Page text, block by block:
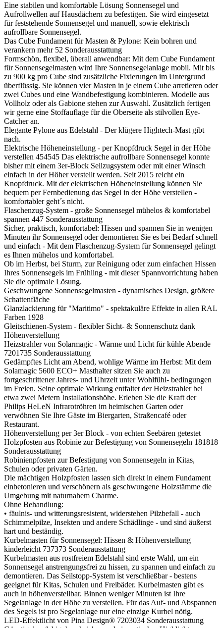
Eine stabilen und komfortable Lösung Sonnensegel und
Aufrollwellen auf Hausdächern zu befestigen. Sie wird eingesetzt
für feststehende Sonnensegel und manuell, sowie elektrisch
aufrollbare Sonnensegel.
Das Cube Fundament für Masten & Pylone: Kein bohren und
verankern mehr 52 Sonderausstattung
Formschön, flexibel, überall anwendbar: Mit dem Cube Fundament
für Sonnensegelmasten wird Ihre Sonnensegelanlage mobil. Mit bis
zu 900 kg pro Cube sind zusätzliche Fixierungen im Untergrund
überflüssig. Sie können vier Masten in je einem Cube arretieren oder
zwei Cubes und eine Wandbefestigung kombinieren. Modelle aus
Vollholz oder als Gabione stehen zur Auswahl. Zusätzlich fertigen
wir gerne eine Stoffauflage für die Oberseite als stilvollen Eye-
Catcher an.
Elegante Pylone aus Edelstahl - Der klügere Hightech-Mast gibt
nach.
Elektrische Höheneinstellung - per Knopfdruck Segel in der Höhe
verstellen 454545 Das elektrische aufrollbare Sonnensegel konnte
bisher mit einem 3er-Block Seilzugsystem oder mit einer Winsch
einfach in der Höher verstellt werden. Seit 2015 reicht ein
Knopfdruck. Mit der elektrischen Höheneinstellung können Sie
bequem per Fernbedienung das Segel in der Höhe verstellen -
komfortabler geht´s nicht.
Flaschenzug-System - große Sonnensegel mühelos & komfortabel
spannen 447 Sonderausstattung
Sicher, praktisch, komfortabel: Hissen und spannen Sie in wenigen
Minuten ihr Sonnensegel oder demontieren Sie es bei Bedarf schnell
und einfach - Mit dem Flaschenzug-System für Sonnensegel gelingt
es Ihnen mühelos und komfortabel.
Ob im Herbst, bei Sturm, zur Reinigung oder zum einfachen Hissen
Ihres Sonnensegels im Frühling - mit dieser Spannvorrichtung haben
Sie die optimale Lösung.
Geschwungene Sonnensegelmasten - dynamisches Design, größere
Schattenfläche
Glanzlackierung für "Maritimo" - spektakuläre Effekte in allen RAL
Farben 1928
Gleitschienen-System - flexibler Sicht- & Sonnenschutz dank
Höhenverstellung
Heizstrahler von Solarmagic - Wärme und Licht für kühle Abende
7201735 Sonderausstattung
Gedämpftes Licht am Abend, wohlige Wärme im Herbst: Mit dem
Solamagic 5600 ECO+ Masthalter sitzen Sie auch zu
fortgeschrittener Jahres- und Uhrzeit unter Wohlfühl- bedingungen
im Freien. Seine optimale Wirkung entfaltet der Heizstrahler bei
etwa zwei Metern Installationshöhe. Erleben Sie die Kraft der
Philips HeLeN Infrarotröhren im heimischen Garten oder
verwöhnen Sie Ihre Gäste im Biergarten, Straßencafé oder
Restaurant.
Höhenverstellung per 3er Block - von echten Seebären getestet
Holzpfosten aus Robinie zur Befestigung von Sonnensegeln 181818
Sonderausstattung
Robinienpfosten zur Befestigung von Sonnensegeln in Kitas,
Schulen oder privaten Gärten.
Die mächtigen Holzpfosten lassen sich direkt in einem Fundament
einbetonieren und verschönern als geschwungene Holzstämme die
Umgebung mit naturnahem Charme.
Ohne Behandlung:
• fäulnis- und witterungsresistent, widerstehen Pilzbefall - auch
Schimmelpilze, Insekten und andere Schädlinge - und sind äußerst
hart und beständig.
Kurbelmasten für Sonnensegel: Hissen & Höhenverstellung
kinderleicht 737373 Sonderausstattung
Kurbelmasten aus rostfreiem Edelstahl sind erste Wahl, um ein
Sonnensegel anstrengungsfrei zu hissen, zu spannen und einfach zu
demontieren. Das Seilstopp-System ist verschließbar - bestens
geeignet für Kitas, Schulen und Freibäder. Kurbelmasten gibt es
auch in höhenverstellbar. Binnen weniger Minuten ist Ihre
Segelanlage in der Höhe zu verstellen. Für das Auf- und Abspannen
des Segels ist pro Segelanlage nur eine einzige Kurbel nötig.
LED-Effektlicht von Pina Design® 7203034 Sonderausstattung